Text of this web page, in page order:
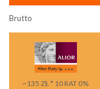
Brutto
~135 ZŁ * 10 RAT 0%